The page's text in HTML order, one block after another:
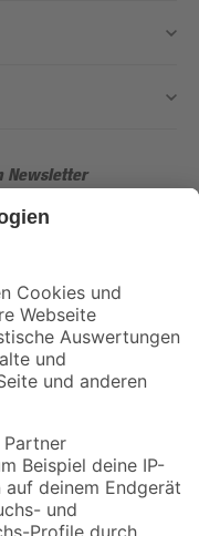
Newsletter
mehr verpassen!